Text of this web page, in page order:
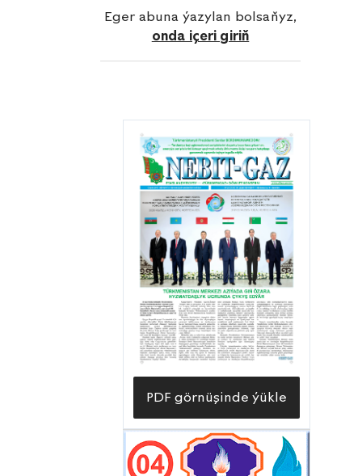
Eger abuna ýazylan bolsaňyz,
onda içeri giriň
PDF görnüşinde ýükle